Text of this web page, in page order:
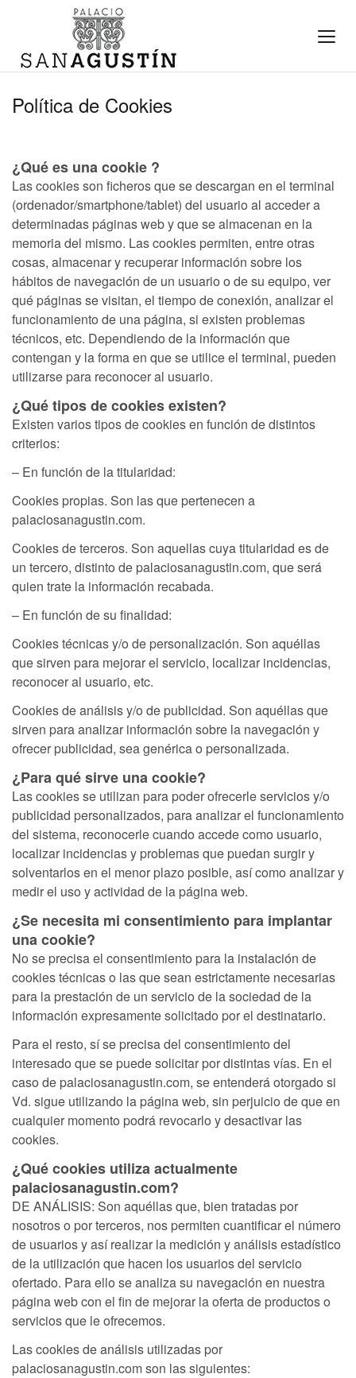
Política de Cookies
¿Qué es una cookie ?
Las cookies son ficheros que se descargan en el terminal
(ordenador/smartphone/tablet) del usuario al acceder a
determinadas páginas web y que se almacenan en la
memoria del mismo. Las cookies permiten, entre otras
cosas, almacenar y recuperar información sobre los
hábitos de navegación de un usuario o de su equipo, ver
qué páginas se visitan, el tiempo de conexión, analizar el
funcionamiento de una página, si existen problemas
técnicos, etc. Dependiendo de la información que
contengan y la forma en que se utilice el terminal, pueden
utilizarse para reconocer al usuario.
¿Qué tipos de cookies existen?
Existen varios tipos de cookies en función de distintos
criterios:
– En función de la titularidad:
Cookies propias. Son las que pertenecen a
palaciosanagustin.com.
Cookies de terceros. Son aquellas cuya titularidad es de
un tercero, distinto de palaciosanagustin.com, que será
quien trate la información recabada.
– En función de su finalidad:
Cookies técnicas y/o de personalización. Son aquéllas
que sirven para mejorar el servicio, localizar incidencias,
reconocer al usuario, etc.
Cookies de análisis y/o de publicidad. Son aquéllas que
sirven para analizar información sobre la navegación y
ofrecer publicidad, sea genérica o personalizada.
¿Para qué sirve una cookie?
Las cookies se utilizan para poder ofrecerle servicios y/o
publicidad personalizados, para analizar el funcionamiento
del sistema, reconocerle cuando accede como usuario,
localizar incidencias y problemas que puedan surgir y
solventarlos en el menor plazo posible, así como analizar y
medir el uso y actividad de la página web.
¿Se necesita mi consentimiento para implantar
una cookie?
No se precisa el consentimiento para la instalación de
cookies técnicas o las que sean estrictamente necesarias
para la prestación de un servicio de la sociedad de la
información expresamente solicitado por el destinatario.
Para el resto, sí se precisa del consentimiento del
interesado que se puede solicitar por distintas vías. En el
caso de palaciosanagustin.com, se entenderá otorgado si
Vd. sigue utilizando la página web, sin perjuicio de que en
cualquier momento podrá revocarlo y desactivar las
cookies.
¿Qué cookies utiliza actualmente
palaciosanagustin.com?
DE ANÁLISIS: Son aquéllas que, bien tratadas por
nosotros o por terceros, nos permiten cuantificar el número
de usuarios y así realizar la medición y análisis estadístico
de la utilización que hacen los usuarios del servicio
ofertado. Para ello se analiza su navegación en nuestra
página web con el fin de mejorar la oferta de productos o
servicios que le ofrecemos.
Las cookies de análisis utilizadas por
palaciosanagustin.com son las siguientes: